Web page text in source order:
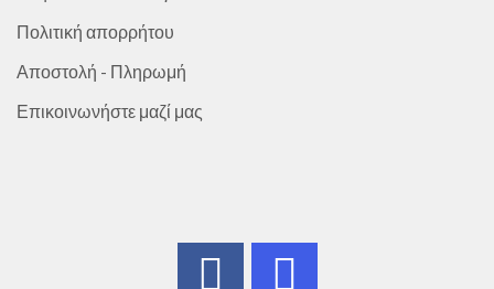
Πολιτική απορρήτου
Αποστολή - Πληρωμή
Επικοινωνήστε μαζί μας